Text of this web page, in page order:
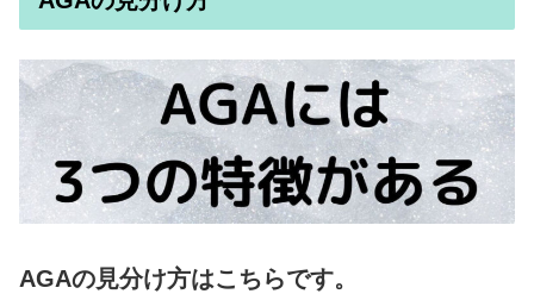
AGAの見分け方はこちらです。